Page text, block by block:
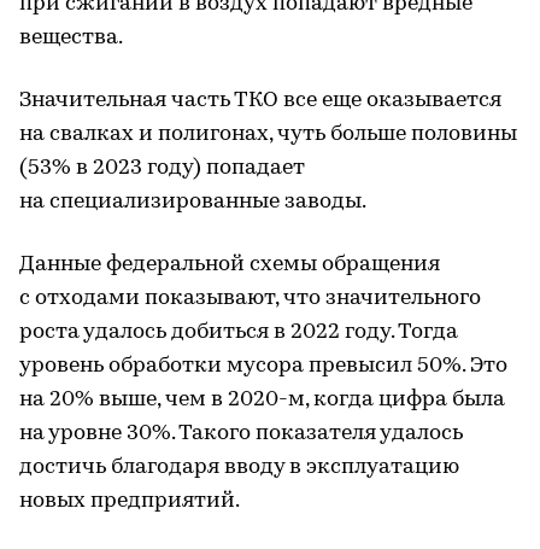
вещества.
Значительная часть ТКО все еще оказывается
на свалках и полигонах, чуть больше половины
(53% в 2023 году) попадает
на специализированные заводы.
Данные федеральной схемы обращения
с отходами показывают, что значительного
роста удалось добиться в 2022 году. Тогда
уровень обработки мусора превысил 50%. Это
на 20% выше, чем в 2020-м, когда цифра была
на уровне 30%. Такого показателя удалось
достичь благодаря вводу в эксплуатацию
новых предприятий.